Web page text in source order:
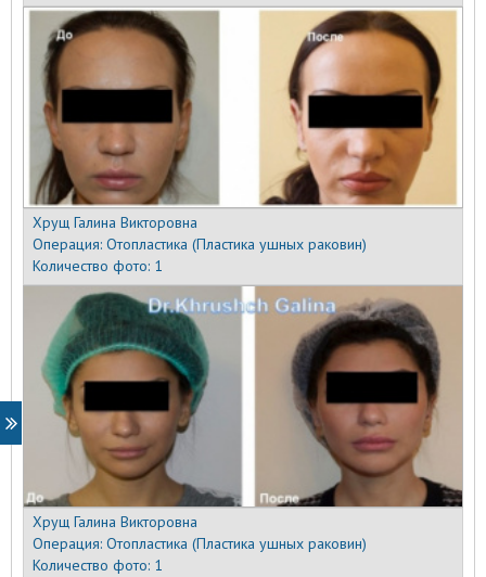
Хрущ Галина Викторовна
Операция:Отопластика (Пластика ушных раковин)
Количество фото: 1
Хрущ Галина Викторовна
Операция:Отопластика (Пластика ушных раковин)
Количество фото: 1